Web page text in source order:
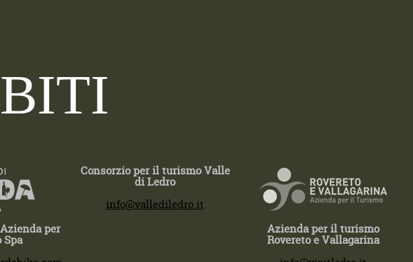
per
Consorzio per il turismo Valle
di Ledro
info@vallediledro.it
Azienda per il turismo
Rovereto e Vallagarina